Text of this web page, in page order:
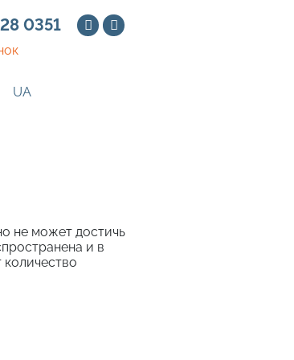
0351
UA
не может достичь
и в